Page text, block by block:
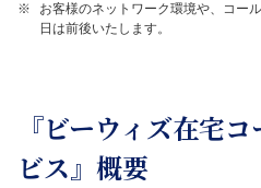
※
お客様のネットワーク環境や、コー
日は前後いたします。
『ビーウィズ在宅
ビス』概要